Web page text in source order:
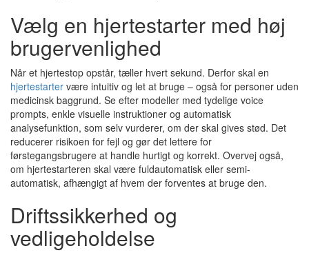
Vælg en hjertestarter med høj
brugervenlighed
Når et hjertestop opstår, tæller hvert sekund. Derfor skal en
hjertestarter være intuitiv og let at bruge – også for personer uden
medicinsk baggrund. Se efter modeller med tydelige voice
prompts, enkle visuelle instruktioner og automatisk
analysefunktion, som selv vurderer, om der skal gives stød. Det
reducerer risikoen for fejl og gør det lettere for
førstegangsbrugere at handle hurtigt og korrekt. Overvej også,
om hjertestarteren skal være fuldautomatisk eller semi-
automatisk, afhængigt af hvem der forventes at bruge den.
Driftssikkerhed og
vedligeholdelse